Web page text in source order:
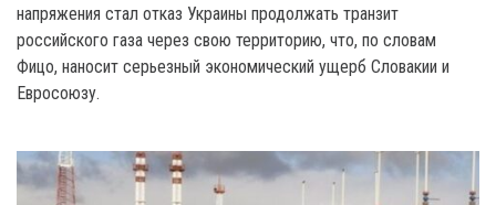
напряжения стал отказ Украины продолжать транзит
российского газа через свою территорию, что, по словам
Фицо, наносит серьезный экономический ущерб Словакии и
Евросоюзу.